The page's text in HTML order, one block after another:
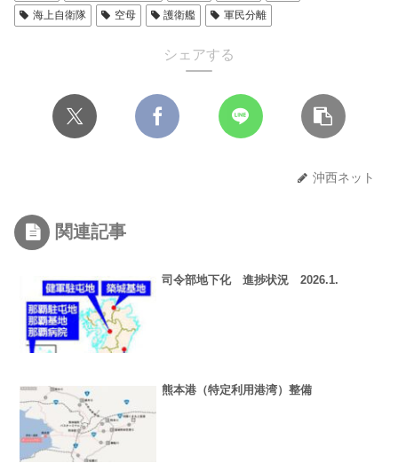
海上自衛隊
空母 護衛艦 軍民分離
シェアする
沖西ネット
関連記事
司令部地下化 進捗状況 2026.1.
熊本港（特定利用港湾）整備